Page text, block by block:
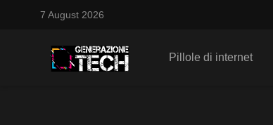
7 August 2026
Pillole di internet